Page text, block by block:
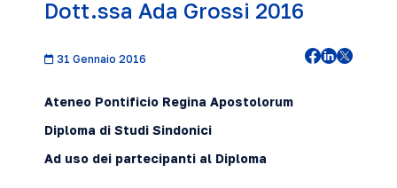
Dott.ssa Ada Grossi 2016
31 Gennaio 2016
Ateneo Pontificio Regina Apostolorum
Diploma di Studi Sindonici
Ad uso dei partecipanti al Diploma